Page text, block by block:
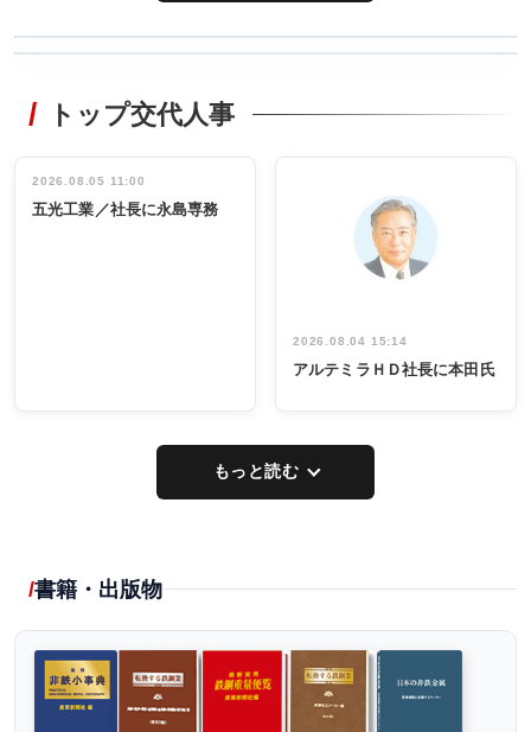
非鉄業界で
インタビュ
ー／社内ア
タックトレー
祝う 業界関
係者ら220人
出席
トップ交代人事
2026.08.05 11:00
五光工業／社長に永島専務
2026.08.04 15:14
アルテミラＨＤ社長に本田氏
もっと読む
書籍・出版物